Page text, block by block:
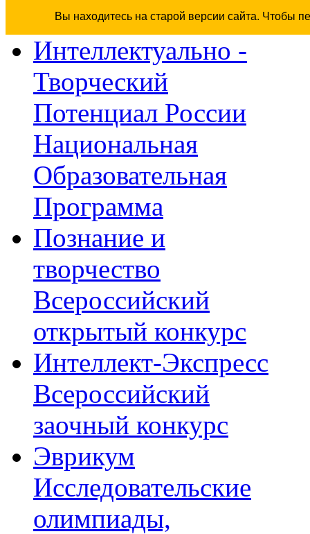
Вы находитесь на старой версии сайта. Чтобы
Интеллектуально -
Творческий
Потенциал России
Национальная
Образовательная
Программа
Познание и
творчество
Всероссийский
открытый конкурс
Интеллект-Экспресс
Всероссийский
заочный конкурс
Эврикум
Исследовательские
олимпиады,